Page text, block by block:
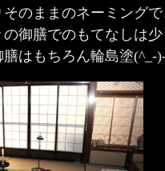
そのままのネーミングで
の御膳でのもてなしは少
はもちろん輪島塗(^_-